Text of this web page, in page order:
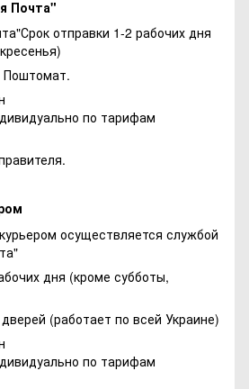
Почта"
отправки 1-2 рабочих дня
Поштомат.
по тарифам
осуществляется службой
дня (кроме субботы,
(работает по всей Украине)
по тарифам